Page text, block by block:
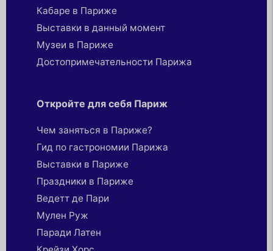
Кабаре в Париже
Выставки в данный момент
Музеи в Париже
Достопримечательности Парижа
Откройте для себя Париж
Чем заняться в Париже?
Гид по гастрономии Парижа
Выставки в Париже
Праздники в Париже
Ведетт де Пари
Мулен Руж
Паради Латен